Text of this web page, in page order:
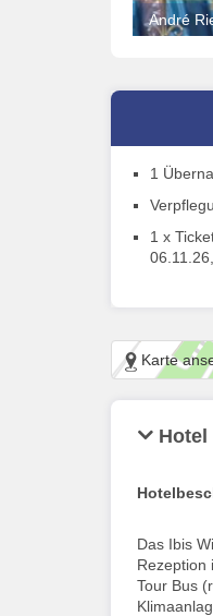
André
1
1 x
Karte
Hotel
Das Ibis
Rezeption
Tour Bus